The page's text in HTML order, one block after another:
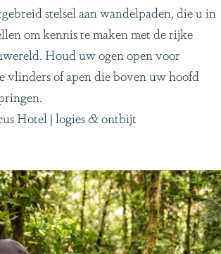
stelsel aan wandelpaden, die u in
om kennis te maken met de rijke
Houd uw ogen open voor
vlinders of apen die boven uw hoofd
Hotel | logies & ontbijt